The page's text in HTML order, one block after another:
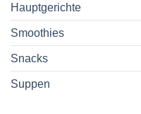
Hauptgerichte
Smoothies
Snacks
Suppen